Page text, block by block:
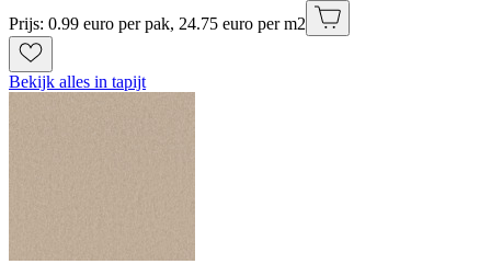
Prijs: 0.99 euro per pak, 24.75 euro per m2
Bekijk alles in tapijt